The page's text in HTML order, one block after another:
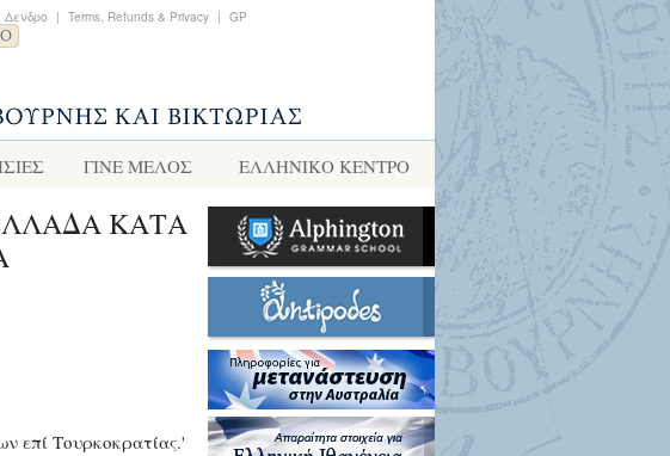
Δενδρο | Terms, Refunds & Privacy | GP
ΓΙΝΕ ΜΕΛΟΣ ΕΛΛΗΝΙΚΌ ΚΈΝΤΡΟ
ΕΛΛΑΔΑ ΚΑΤΑ
επί Τουρκοκρατίας.'